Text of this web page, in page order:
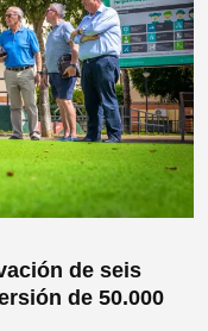
de seis
de 50.000